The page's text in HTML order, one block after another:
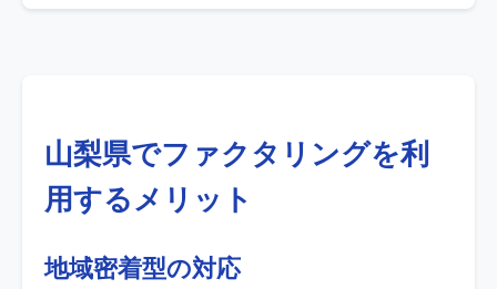
山梨県でファクタリングを利
用するメリット
地域密着型の対応